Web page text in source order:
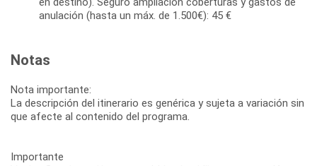
anulación (hasta un máx. de 1.500€): 45 €
Notas
Nota importante:
La descripción del itinerario es genérica y sujeta a variación sin
que afecte al contenido del programa.
Importante